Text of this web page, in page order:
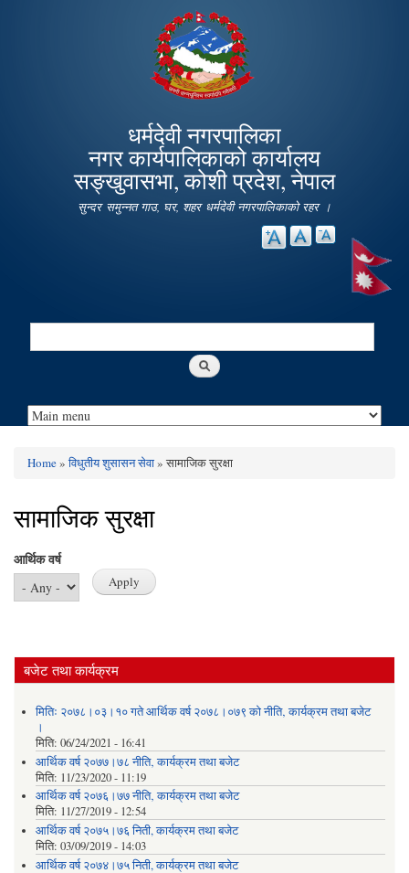
main
content
धर्मदेवी नगरपालिका
नगर कार्यपालिकाको कार्यालय
सङ्खुवासभा, कोशी प्रदेश, नेपाल
सुन्दर समुन्नत गाउ, घर, शहर धर्मदेवी नगरपालिकाको रहर ।
Search
You are here
Home»विधुतीय शुसासन सेवा» सामाजिक सुरक्षा
सामाजिक सुरक्षा
आर्थिक वर्ष
बजेट तथा कार्यक्रम
मितिः २०७८।०३।१० गते आर्थिक वर्ष २०७८।०७९ को नीति‚ कार्यक्रम तथा बजेट
।
मिति: 06/24/2021 - 16:41
आर्थिक वर्ष २०७७।७८ नीति‚ कार्यक्रम तथा बजेट
मिति: 11/23/2020 - 11:19
आर्थिक वर्ष २०७६।७७ नीति‚ कार्यक्रम तथा बजेट
मिति: 11/27/2019 - 12:54
आर्थिक वर्ष २०७५।७६ निती, कार्यक्रम तथा बजेट
मिति: 03/09/2019 - 14:03
आर्थिक वर्ष २०७४।७५ निती, कार्यक्रम तथा बजेट